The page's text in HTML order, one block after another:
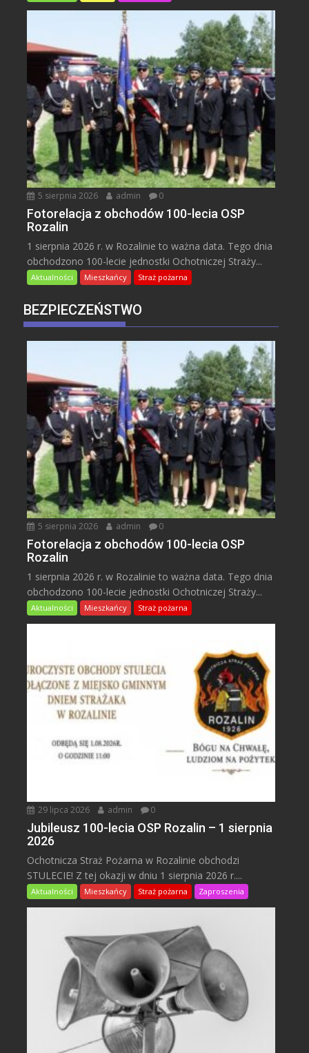
5 sierpnia 2026 admin 0
Fotorelacja z obchodów 100-lecia OSP
Rozalin
1 sierpnia 2026 r. w Rozalinie to ważna data. Tego dnia
obchodzono 100-lecie jednostki Ochotniczej Straży...
Aktualności Mieszkańcy Straż pożarna
BEZPIECZEŃSTWO
5 sierpnia 2026 admin 0
Fotorelacja z obchodów 100-lecia OSP
Rozalin
1 sierpnia 2026 r. w Rozalinie to ważna data. Tego dnia
obchodzono 100-lecie jednostki Ochotniczej Straży...
Aktualności Mieszkańcy Straż pożarna
29 lipca 2026 admin 0
Jubileusz 100-lecia OSP Rozalin – 1 sierpnia
2026
Ochotnicza Straż Pożarna w Rozalinie obchodzi
STULECIE! Z tej okazji w dniu 1 sierpnia 2026 r....
Aktualności Mieszkańcy Straż pożarna Zaproszenia